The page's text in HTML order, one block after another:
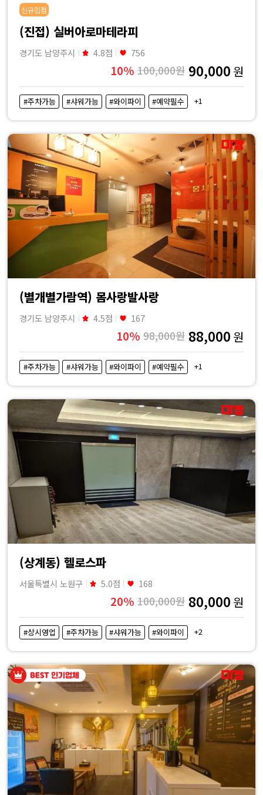
신규입점
(진접) 실버아로마테라피
경기도 남양주시 4.8점 756
10% 100,000원 90,000 원
#주차가능 #샤워가능 #와이파이 #예약필수 +1
(별개별가람역) 몸사랑발사랑
경기도 남양주시 4.5점 167
10% 98,000원 88,000 원
#주차가능 #샤워가능 #와이파이 #예약필수 +1
(상계동) 헬로스파
서울특별시 노원구 5.0점 168
20% 100,000원 80,000 원
#상시영업 #주차가능 #샤워가능 #와이파이 +2